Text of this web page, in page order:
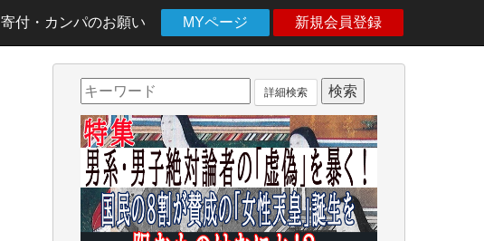
寄付・カンパのお願い MYページ 新規会員登録
詳細検索